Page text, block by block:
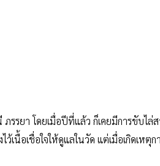
รยา โดยเมื่อปีที่แล้ว ก็เคยมีการขับไล่
ไว้เนื้อเชื่อใจให้ดูแลในวัด แต่เมื่อเกิดเห